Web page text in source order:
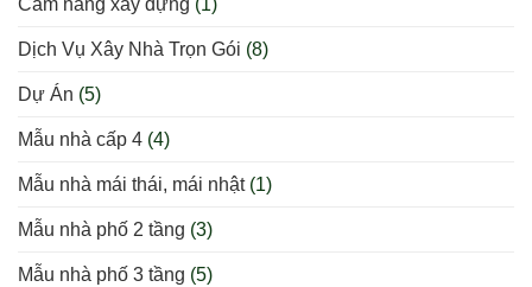
Cẩm nang xây dựng (1)
Dịch Vụ Xây Nhà Trọn Gói (8)
Dự Án (5)
Mẫu nhà cấp 4 (4)
Mẫu nhà mái thái, mái nhật(1)
Mẫu nhà phố 2 tầng (3)
Mẫu nhà phố 3 tầng (5)